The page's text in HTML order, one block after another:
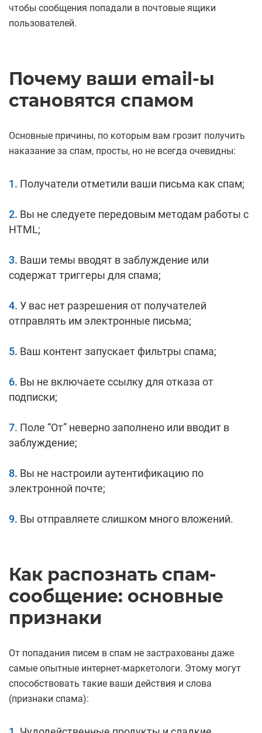
чтобы сообщения попадали в почтовые ящики
пользователей.
Почему ваши email-ы
становятся спамом
Основные причины, по которым вам грозит получить
наказание за спам, просты, но не всегда очевидны:
Получатели отметили ваши письма как спам;
Вы не следуете передовым методам работы с
HTML;
Ваши темы вводят в заблуждение или
содержат триггеры для спама;
У вас нет разрешения от получателей
отправлять им электронные письма;
Ваш контент запускает фильтры спама;
Вы не включаете ссылку для отказа от
подписки;
Поле “От” неверно заполнено или вводит в
заблуждение;
Вы не настроили аутентификацию по
электронной почте;
Вы отправляете слишком много вложений.
Как распознать спам-
сообщение: основные
признаки
От попадания писем в спам не застрахованы даже
самые опытные интернет-маркетологи. Этому могут
способствовать такие ваши действия и слова
(признаки спама):